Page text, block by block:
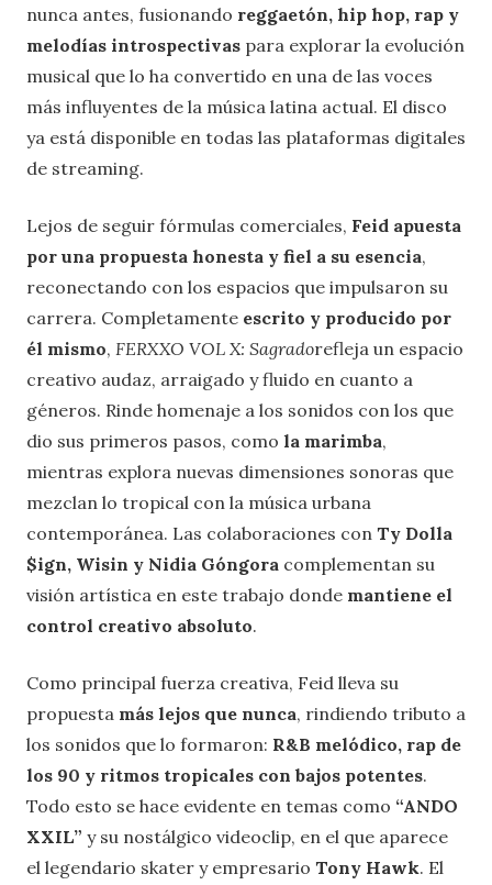
nunca antes, fusionando reggaetón, hip hop, rap y
melodías introspectivas para explorar la evolución
musical que lo ha convertido en una de las voces
más influyentes de la música latina actual. El disco
ya está disponible en todas las plataformas digitales
de streaming.
Lejos de seguir fórmulas comerciales, Feid apuesta
por una propuesta honesta y fiel a su esencia,
reconectando con los espacios que impulsaron su
carrera. Completamente escrito y producido por
él mismo, FERXXO VOL X: Sagradorefleja un espacio
creativo audaz, arraigado y fluido en cuanto a
géneros. Rinde homenaje a los sonidos con los que
dio sus primeros pasos, como la marimba,
mientras explora nuevas dimensiones sonoras que
mezclan lo tropical con la música urbana
contemporánea. Las colaboraciones con Ty Dolla
$ign, Wisin y Nidia Góngora complementan su
visión artística en este trabajo donde mantiene el
control creativo absoluto.
Como principal fuerza creativa, Feid lleva su
propuesta más lejos que nunca, rindiendo tributo a
los sonidos que lo formaron: R&B melódico, rap de
los 90 y ritmos tropicales con bajos potentes.
Todo esto se hace evidente en temas como “ANDO
XXIL” y su nostálgico videoclip, en el que aparece
el legendario skater y empresario Tony Hawk. El